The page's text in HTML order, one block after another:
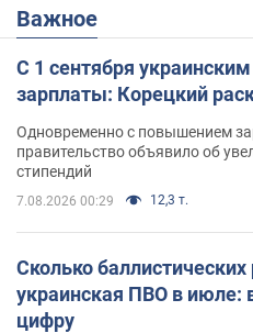
Важное
С 1 сентября
зарплаты: Корецкий
Одновременно с повышением
правительство объявило об
стипендий
7.08.2026 00:29 12,3 т.
Сколько
украинская ПВО в июле:
цифру